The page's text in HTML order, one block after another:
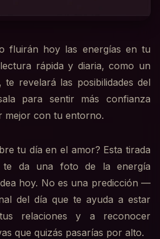
fluirán hoy las energías en tu
rápida y diaria, como un
revelará las posibilidades del
para sentir más confianza
mejor con tu entorno.
tu día en el amor? Esta tirada
te da una foto de la energía
hoy. No es una predicción —
del día que te ayuda a estar
relaciones y a reconocer
que quizás pasarías por alto.